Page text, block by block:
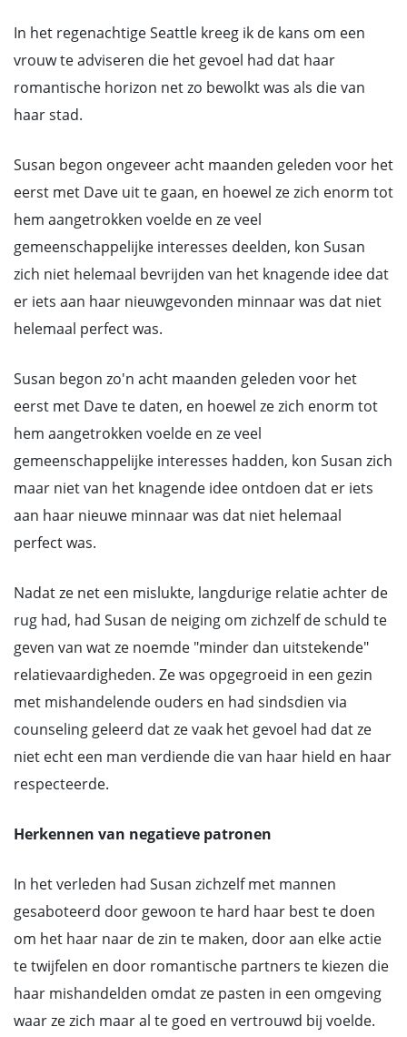
In het regenachtige Seattle kreeg ik de kans om een
vrouw te adviseren die het gevoel had dat haar
romantische horizon net zo bewolkt was als die van
haar stad.
Susan begon ongeveer acht maanden geleden voor het
eerst met Dave uit te gaan, en hoewel ze zich enorm tot
hem aangetrokken voelde en ze veel
gemeenschappelijke interesses deelden, kon Susan
zich niet helemaal bevrijden van het knagende idee dat
er iets aan haar nieuwgevonden minnaar was dat niet
helemaal perfect was.
Susan begon zo'n acht maanden geleden voor het
eerst met Dave te daten, en hoewel ze zich enorm tot
hem aangetrokken voelde en ze veel
gemeenschappelijke interesses hadden, kon Susan zich
maar niet van het knagende idee ontdoen dat er iets
aan haar nieuwe minnaar was dat niet helemaal
perfect was.
Nadat ze net een mislukte, langdurige relatie achter de
rug had, had Susan de neiging om zichzelf de schuld te
geven van wat ze noemde "minder dan uitstekende"
relatievaardigheden. Ze was opgegroeid in een gezin
met mishandelende ouders en had sindsdien via
counseling geleerd dat ze vaak het gevoel had dat ze
niet echt een man verdiende die van haar hield en haar
respecteerde.
Herkennen van negatieve patronen
In het verleden had Susan zichzelf met mannen
gesaboteerd door gewoon te hard haar best te doen
om het haar naar de zin te maken, door aan elke actie
te twijfelen en door romantische partners te kiezen die
haar mishandelden omdat ze pasten in een omgeving
waar ze zich maar al te goed en vertrouwd bij voelde.